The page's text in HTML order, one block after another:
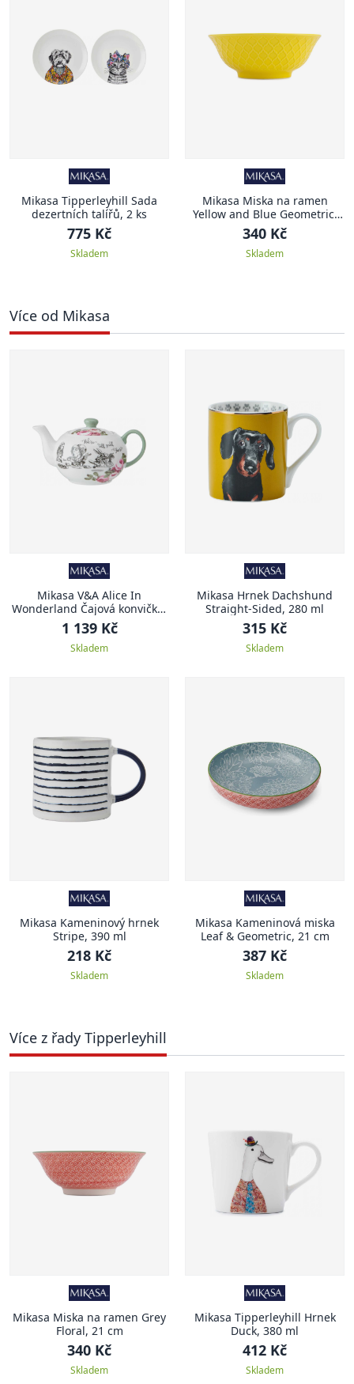
Mikasa Tipperleyhill Sada
dezertních talířů, 2 ks
775 Kč
Skladem
Mikasa Miska na ramen
Yellow and Blue Geometric,
21 cm
340 Kč
Skladem
Více od Mikasa
Mikasa V&A Alice In
Wonderland Čajová konvička,
400 ml
1 139 Kč
Skladem
Mikasa Hrnek Dachshund
Straight-Sided, 280 ml
315 Kč
Skladem
Mikasa Kameninový hrnek
Stripe, 390 ml
218 Kč
Skladem
Mikasa Kameninová miska
Leaf & Geometric, 21 cm
387 Kč
Skladem
Více z řady Tipperleyhill
Mikasa Miska na ramen Grey
Floral, 21 cm
340 Kč
Skladem
Mikasa Tipperleyhill Hrnek
Duck, 380 ml
412 Kč
Skladem